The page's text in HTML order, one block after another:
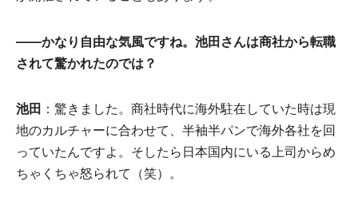
――かなり自由な気風ですね。池田さんは商社から転職
されて驚かれたのでは？
池田 ：驚きました。商社時代に海外駐在していた時は現
地のカルチャーに合わせて、半袖半パンで海外各社を回
っていたんですよ。そしたら日本国内にいる上司からめ
ちゃくちゃ怒られて（笑）。